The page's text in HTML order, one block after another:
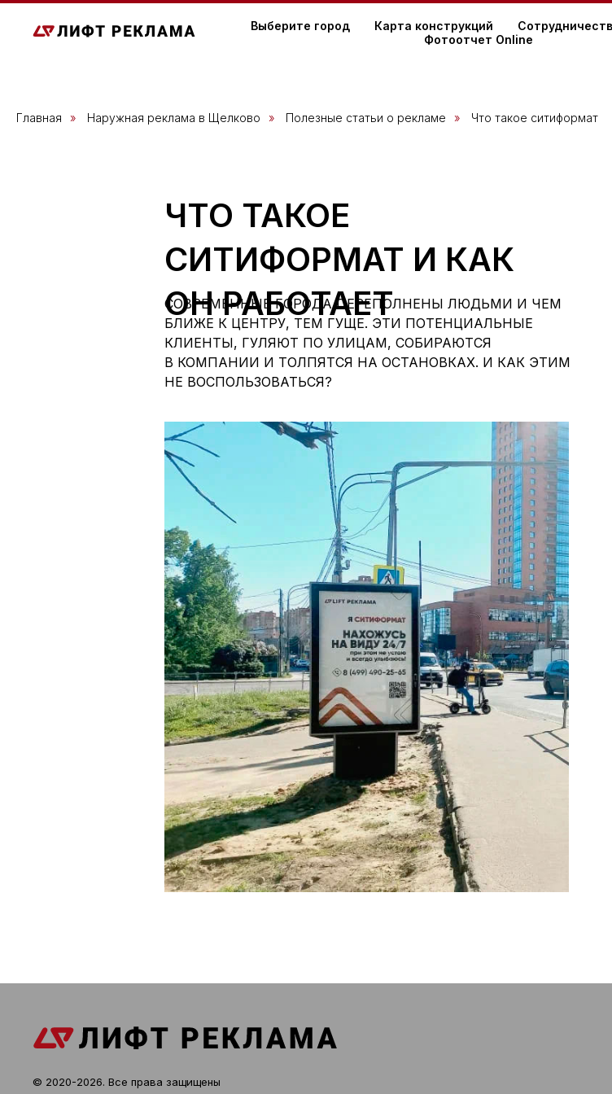
Выберите город Карта конструкций
Фотоотчет Online
Главная » Наружная реклама в Щелково » Полезные статьи о рекламе » Что такое ситиформат
ЧТО ТАКОЕ
СИТИФОРМАТ И КАК
ОН РАБОТАЕТ
СОВРЕМЕННЫЕ ГОРОДА ПЕРЕПОЛНЕНЫ ЛЮДЬМИ И ЧЕМ
БЛИЖЕ К ЦЕНТРУ, ТЕМ ГУЩЕ. ЭТИ ПОТЕНЦИАЛЬНЫЕ
КЛИЕНТЫ, ГУЛЯЮТ ПО УЛИЦАМ, СОБИРАЮТСЯ
В КОМПАНИИ И ТОЛПЯТСЯ НА ОСТАНОВКАХ. И КАК ЭТИМ
НЕ ВОСПОЛЬЗОВАТЬСЯ?
© 2020-2026. Все права защищены